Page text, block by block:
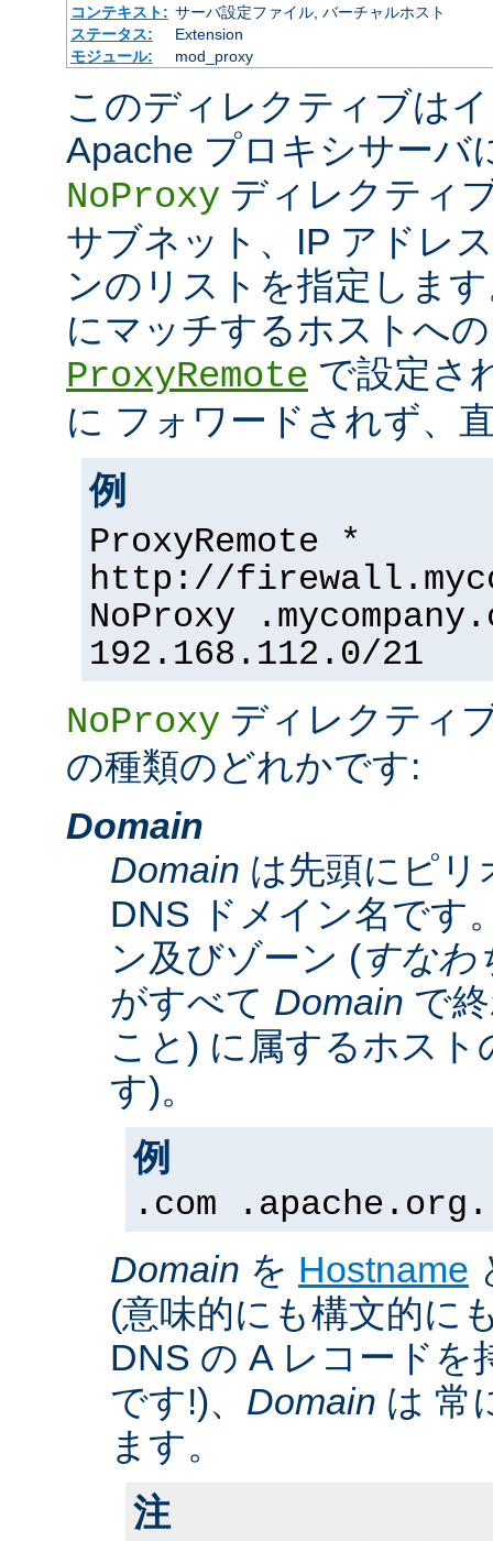
コンテキスト: サーバ設定ファイル, バーチャルホスト
ステータス:
Extension
モジュール:
mod_proxy
このディレクティブは
Apache プロキシサーバ
NoProxy ディレクティ
サブネット、IP アドレ
ンのリストを指定しま
にマッチするホストへ
ProxyRemote で設定さ
に フォワードされず、
例
ProxyRemote *
http://
NoProxy
192.168.112.0/21
NoProxy ディレクティ
の種類のどれかです:
Domain
Domain は先頭にピリ
DNS ドメイン名です
ン及びゾーン (すなわ
がすべて Domain で
こと) に属するホス
す)。
例
.com .apache.org.
Domain を Hostname
(意味的にも構文的に
DNS の A レコードを
です!)、 Domain は 常
ます。
注